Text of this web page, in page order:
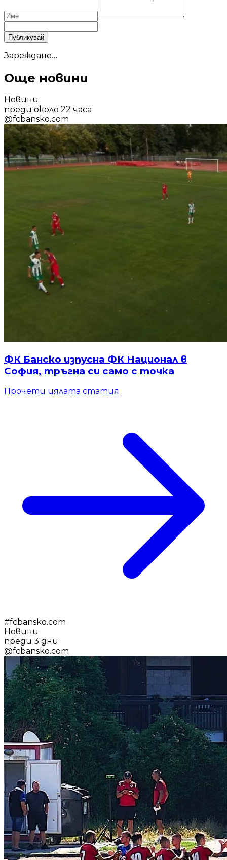
Публикувай
Зареждане…
Още новини
Новини
преди около 22 часа
@fcbansko.com
ФК Банско изпусна ФК Национал в
София, тръгна си само с точка
Прочети цялата статия
#fcbansko.com
Новини
преди 3 дни
@fcbansko.com